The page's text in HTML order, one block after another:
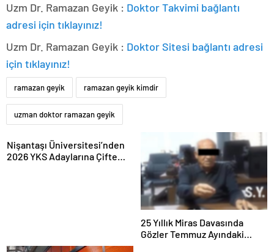
Uzm Dr. Ramazan Geyik : Doktor Takvimi bağlantı
adresi için tıklayınız!
Uzm Dr. Ramazan Geyik : Doktor Sitesi bağlantı adresi
için tıklayınız!
ramazan geyik ramazan geyik kimdir
uzman doktor ramazan geyik
Nişantaşı Üniversitesi’nden
2026 YKS Adaylarına Çifte
25 Yıllık Miras Davasında
Gözler Temmuz Ayındaki